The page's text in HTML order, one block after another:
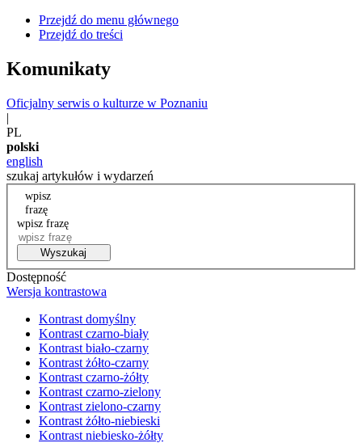
Przejdź do menu głównego
Przejdź do treści
Komunikaty
Oficjalny serwis o kulturze w Poznaniu
|
PL
polski
english
szukaj artykułów i wydarzeń
wpisz
frazę
wpisz frazę
Wyszukaj
Dostępność
Wersja kontrastowa
Kontrast domyślny
Kontrast czarno-biały
Kontrast biało-czarny
Kontrast żółto-czarny
Kontrast czarno-żółty
Kontrast czarno-zielony
Kontrast zielono-czarny
Kontrast żółto-niebieski
Kontrast niebiesko-żółty